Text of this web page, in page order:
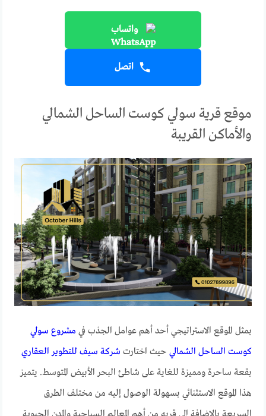
واتساب
اتصل
موقع قرية سولي كوست الساحل الشمالي
والأماكن القريبة
يمثل الموقع الاستراتيجي أحد أهم عوامل الجذب في مشروع سولي
كوست الساحل الشمالي حيث اختارت شركة سيف للتطوير العقاري
بقعة ساحرة ومميزة للغاية على شاطئ البحر الأبيض المتوسط. يتميز
هذا الموقع الاستثنائي بسهولة الوصول إليه من مختلف الطرق